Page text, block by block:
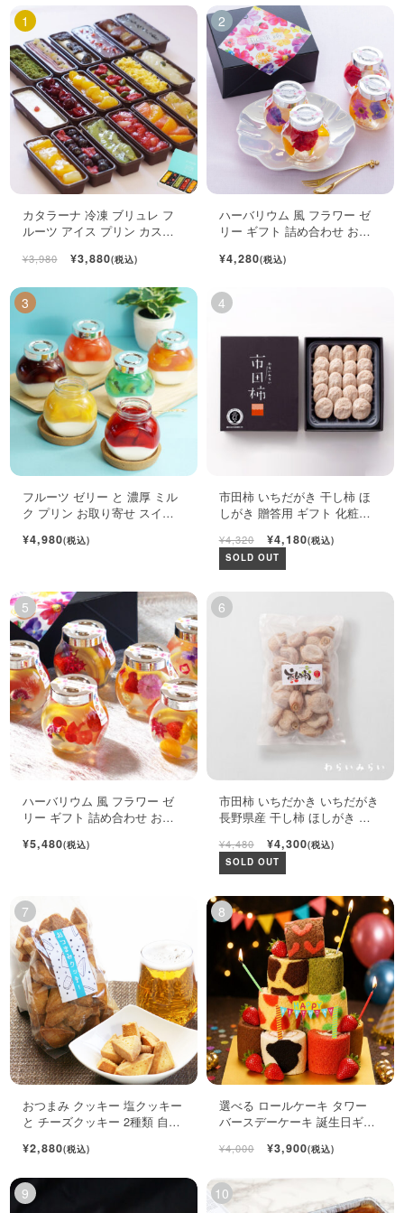
カタラーナ 冷凍 ブリュレ フ
ルーツ アイス プリン カスタ
¥3,980 ¥3,880(税込)
ハーバリウム 風 フラワー ゼ
リー ギフト 詰め合わせ おし
¥4,280(税込)
フルーツ ゼリー と 濃厚 ミル
ク プリン お取り寄せ スイー
¥4,980(税込)
市田柿 いちだがき 干し柿 ほ
しがき 贈答用 ギフト 化粧箱
¥4,320 ¥4,180(税込)
SOLD OUT
ハーバリウム 風 フラワー ゼ
リー ギフト 詰め合わせ おし
¥5,480(税込)
市田柿 いちだかき いちだがき
長野県産 干し柿 ほしがき い
¥4,480 ¥4,300(税込)
SOLD OUT
おつまみ クッキー 塩クッキー
と チーズクッキー 2種類 自宅
¥2,880(税込)
選べる ロールケーキ タワー
バースデーケーキ 誕生日ギフ
¥4,000 ¥3,900(税込)